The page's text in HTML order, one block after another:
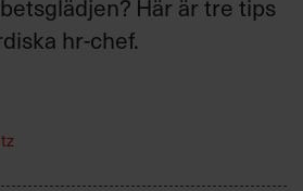
Här är tre tips
hr-chef.